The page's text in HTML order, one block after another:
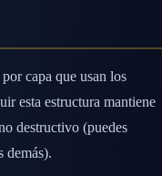
capa que usan los
esta estructura mantiene
destructivo (puedes
demás).